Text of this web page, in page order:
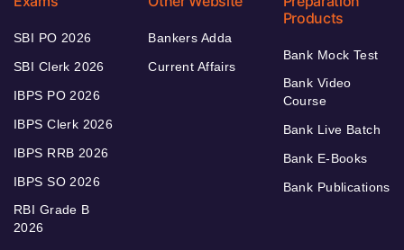
SBI PO 2026
SBI Clerk 2026
IBPS PO 2026
IBPS Clerk 2026
IBPS RRB 2026
IBPS SO 2026
RBI Grade B
2026
Bankers Adda
Current Affairs
Products
Bank Mock Test
Bank Video
Course
Bank Live Batch
Bank E-Books
Bank Publications